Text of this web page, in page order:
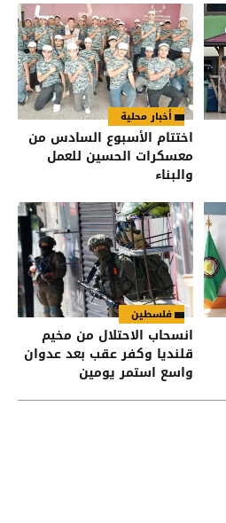
أخبار محلية
اختتام الأسبوع السادس من
معسكرات الحسين للعمل
والبناء
فلسطين
انسحاب الاحتلال من مخيم
قلنديا وكفر عقب بعد عدوان
واسع استمر يومين